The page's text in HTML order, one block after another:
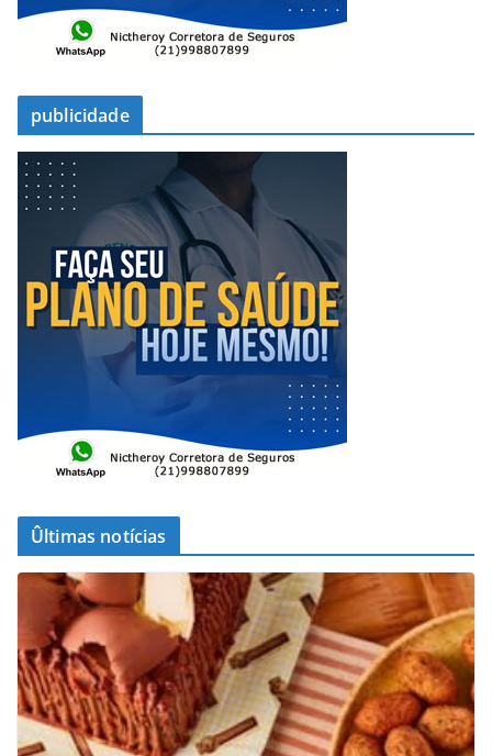
publicidade
Ûltimas notícias